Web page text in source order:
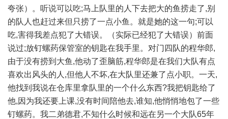
夸张）。听说可以吃;马上队里的人下去把大的鱼捞走了,别
的队人也赶过来但只捞了一点小鱼。就是她的这一句;可以
吃,害得我差点犯了大错误。（实际已经犯了大错误）前面
说过;放钉螺药保管室的钥匙在我手里。对门四队的程华郎,
由于没有捞到大鱼,他动了歪脑筋,程华郎是在我们大队有点
喜欢出风头的人,但他人不坏,在大队里还兼了点小职。一天,
他找到我说在仓库里拿队里的一个什么东西?我把钥匙给了
他,因为我还要上课,没有时间陪他去,谁知,他悄悄地包了一些
钉螺药。我二弟德君,不知什么时候和远在另一个大队65年